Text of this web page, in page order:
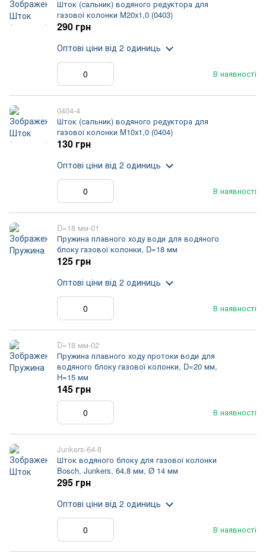
Шток (сальник) водяного редуктора для
газової колонки M20х1,0 (0403)
В наявності
290 грн
Оптові ціни від 2 одиниць
0404-4
Шток (сальник) водяного редуктора для
газової колонки M10х1,0 (0404)
В наявності
130 грн
Оптові ціни від 2 одиниць
D=18 мм-01
Пружина плавного ходу води для водяного
блоку газової колонки, D=18 мм
В наявності
125 грн
Оптові ціни від 2 одиниць
D=18 мм-02
Пружина плавного ходу протоки води для
водяного блоку газової колонки, D=20 мм,
H=15 мм
В наявності
145 грн
Junkers-64-8
Шток водяного блоку для газової колонки
Bosch, Junkers, 64,8 мм, Ø 14 мм
В наявності
295 грн
Оптові ціни від 2 одиниць